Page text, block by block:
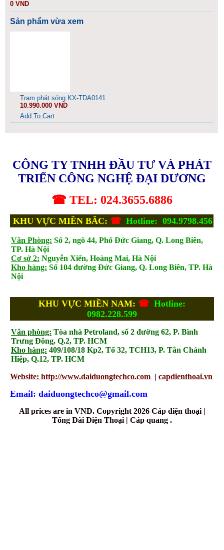
0 VND
Sản phẩm vừa xem
Trạm phát sóng KX-TDA0141
10.990.000 VND
Add To Cart
CÔNG TY TNHH ĐẦU TƯ VÀ PHÁT
TRIỂN CÔNG NGHỆ ĐẠI DƯƠNG
☎ TEL: 024.3655.6886
KHU VỰC MIỀN BẮC: ☎ Hotline: 094.9798.456
Văn Phòng: Số 2, ngõ 44, Phố Đức Giang, Q. Long Biên,
TP. Hà Nội
Cơ sở 2: Nguyễn Xiển, Hoàng Mai, Hà Nội
Kho hàng: Số 104 đường Đức Giang, Q. Long Biên, TP. Hà
Nội
KHU VỰC MIỀN NAM: ☎ Hotline:
0982.228.599
Văn phòng: Tòa nhà Petroland, số 2 đường 62, P. Bình
Trưng Đông, Q.2, TP. HCM
Kho hàng: 409/108/18 Kp2, Tổ 32, TCH13, P. Tân Chánh
Hiệp, Q.12, TP. HCM
Website: http://www.daiduongtechco.com | capdienthoai.vn
Email: daiduongtechco@gmail.com
All prices are in VND. Copyright 2026 Cáp điện thoại |
Tổng Đài Điện Thoại | Cáp quang .